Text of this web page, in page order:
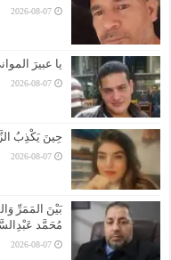
2026-08-07
يا عبيرَ
2026-08-07
حِينَ يَكْذِبُ
2026-08-07
بَيْنَ المَمَرِّ
مُحَمَّد
2026-08-07